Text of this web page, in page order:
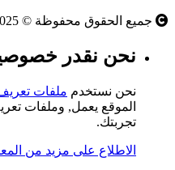
جميع الحقوق محفوظة © 2025
نحن نقدر
نحن نستخدم ملفات تعريف
الموقع يعمل, وملفات
تجربتك.
الاطلاع على مزيد من